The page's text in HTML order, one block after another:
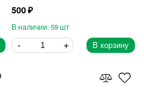
500
59
В корзину